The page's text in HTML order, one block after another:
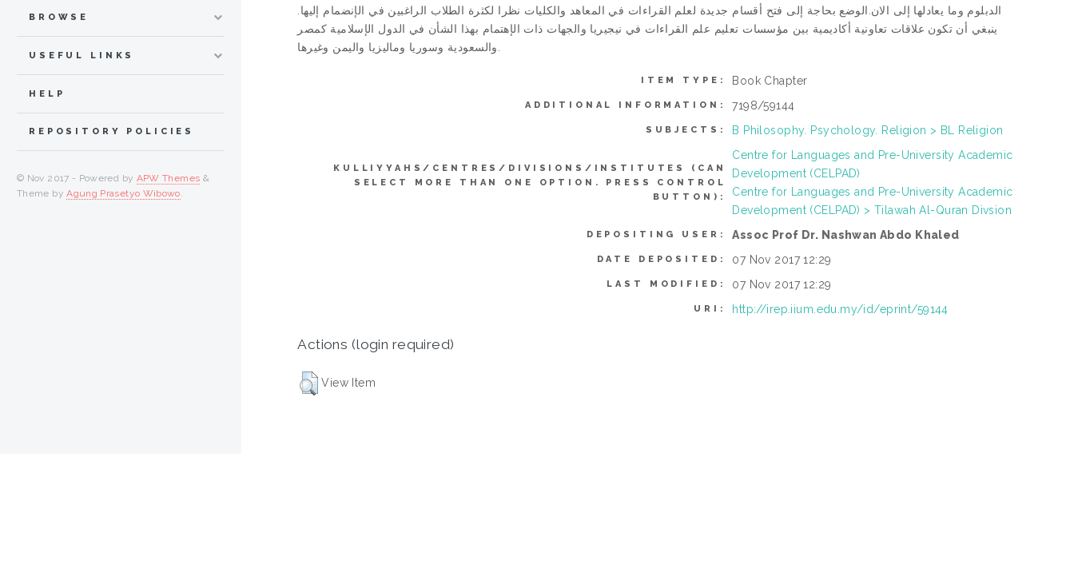
الدبلوم وما يعادلها إلى الان.الوضع بحاجة إلى فتح أقسام جديدة لعلم القراءات في المعاهد والكليات نظرا لكثرة الطلاب الراغبين في الإنضمام إليها.
ينبغي أن تكون علاقات تعاونية أكاديمية بين مؤسسات تعليم علم القراءات في نيجيريا والجهات ذات الإهتمام بهذا الشأن في الدول الإسلامية كمصر
والسعودية وسوريا وماليزيا واليمن وغيرها.
ITEM TYPE: Book Chapter
ADDITIONAL INFORMATION: 7198/59144
SUBJECTS: B Philosophy. Psychology. Religion > BL Religion
KULLIYYAHS/CENTRES/DIVISIONS/INSTITUTES (CAN
SELECT MORE THAN ONE OPTION. PRESS CONTROL
BUTTON):
Centre for Languages and Pre-University Academic
Development (CELPAD)
Centre for Languages and Pre-University Academic
Development (CELPAD) > Tilawah Al-Quran Divsion
DEPOSITING USER: Assoc Prof Dr. Nashwan Abdo Khaled
DATE DEPOSITED: 07 Nov 2017 12:29
LAST MODIFIED: 07 Nov 2017 12:29
URI: http://irep.iium.edu.my/id/eprint/59144
Actions (login required)
View Item
BROWSE
USEFUL LINKS
HELP
REPOSITORY POLICIES
© Nov 2017 - Powered by APW Themes &
Theme byAgung Prasetyo Wibowo.